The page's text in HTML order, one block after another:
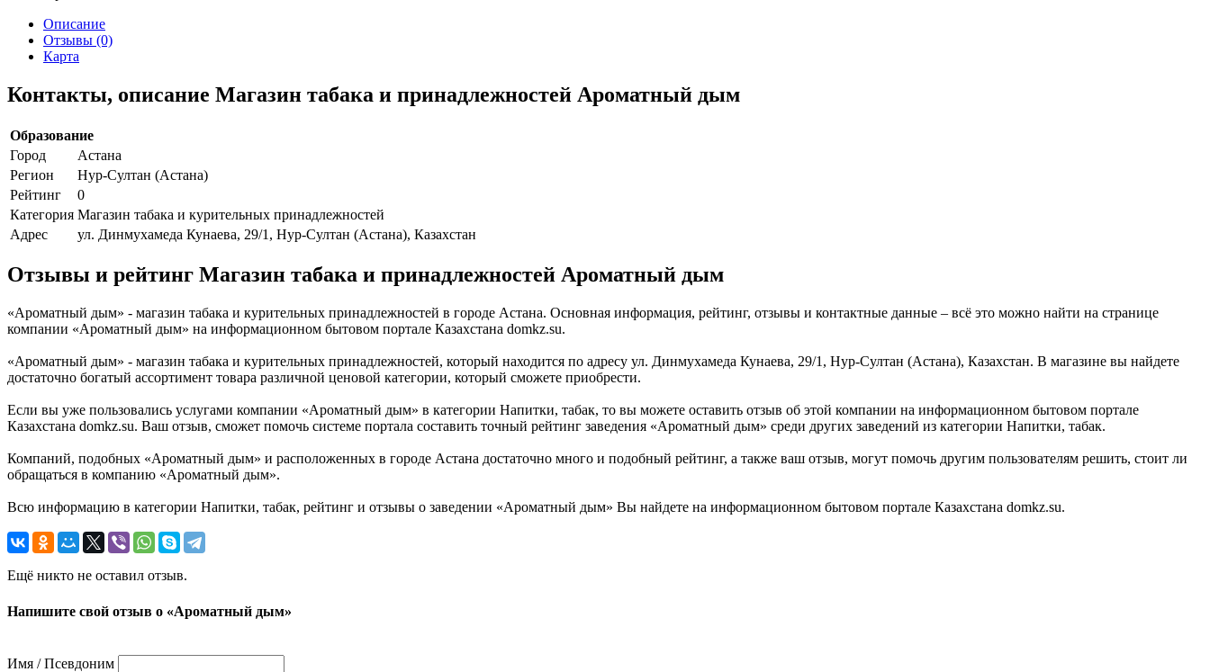
Описание
Отзывы (0)
Карта
Контакты, описание Магазин табака и принадлежностей Ароматный дым
Образование
Город
Астана
Регион
Нур-Султан (Астана)
Рейтинг
0
Категория Магазин табака и курительных принадлежностей
Адрес
ул. Динмухамеда Кунаева, 29/1, Нур-Султан (Астана), Казахстан
Отзывы и рейтинг Магазин табака и принадлежностей Ароматный дым
«Ароматный дым» - магазин табака и курительных принадлежностей в городе Астана. Основная информация, рейтинг, отзывы и контактные данные – всё это можно найти на странице
компании «Ароматный дым» на информационном бытовом портале Казахстана domkz.su.
«Ароматный дым» - магазин табака и курительных принадлежностей, который находится по адресу ул. Динмухамеда Кунаева, 29/1, Нур-Султан (Астана), Казахстан. В магазине вы найдете
достаточно богатый ассортимент товара различной ценовой категории, который сможете приобрести.
Если вы уже пользовались услугами компании «Ароматный дым» в категории Напитки, табак, то вы можете оставить отзыв об этой компании на информационном бытовом портале
Казахстана domkz.su. Ваш отзыв, сможет помочь системе портала составить точный рейтинг заведения «Ароматный дым» среди других заведений из категории Напитки, табак.
Компаний, подобных «Ароматный дым» и расположенных в городе Астана достаточно много и подобный рейтинг, а также ваш отзыв, могут помочь другим пользователям решить, стоит ли
обращаться в компанию «Ароматный дым».
Всю информацию в категории Напитки, табак, рейтинг и отзывы о заведении «Ароматный дым» Вы найдете на информационном бытовом портале Казахстана domkz.su.
Ещё никто не оставил отзыв.
Напишите свой отзыв о «Ароматный дым»
Имя / Псевдоним